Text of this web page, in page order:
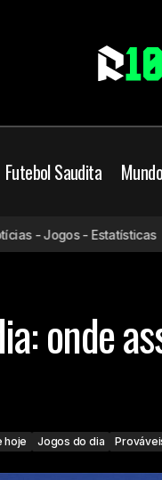
Futebol Saudita Mundo
Futebol Europeu Jogos de
- Jogos - Estatísticas
onde
hoje Jogos do dia